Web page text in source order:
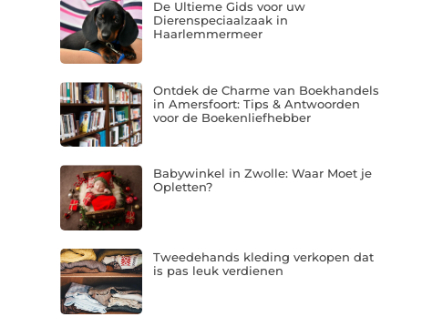
De Ultieme Gids voor uw
Dierenspeciaalzaak in
Haarlemmermeer
Ontdek de Charme van Boekhandels
in Amersfoort: Tips & Antwoorden
voor de Boekenliefhebber
Babywinkel in Zwolle: Waar Moet je
Opletten?
Tweedehands kleding verkopen dat
is pas leuk verdienen